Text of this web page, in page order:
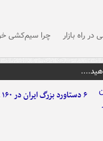
راه بازار چرا سیم‌کشی
۶ دستاورد بزرگ ایران در ۱۶۰ روز رهبری رهبر انقلاب